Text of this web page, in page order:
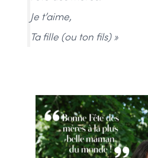
Je t’aime,
Ta fille (ou ton fils) »